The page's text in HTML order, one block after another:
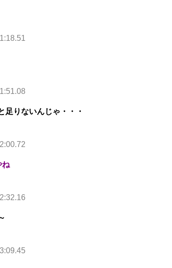
足りないんじゃ・・・
ね